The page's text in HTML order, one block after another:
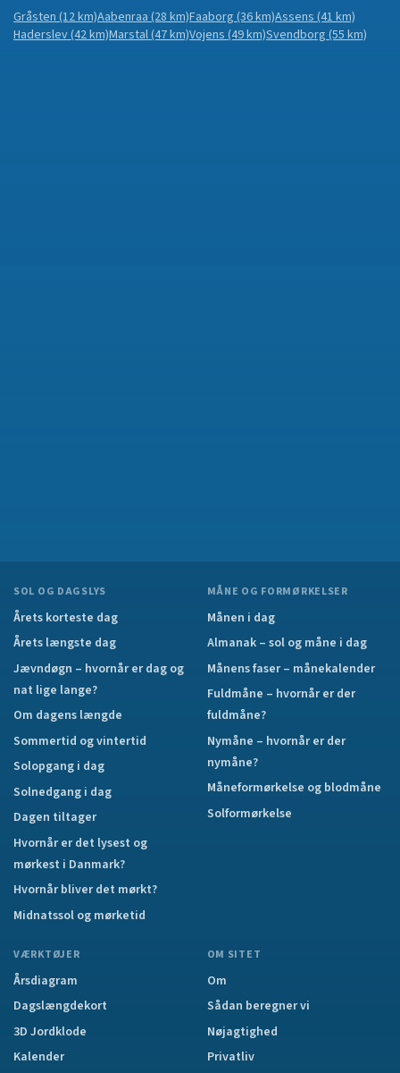
Gråsten(12 km)Aabenraa(28 km)Faaborg(36 km)Assens(41 km)
Haderslev(42 km)Marstal(47 km)Vojens(49 km)Svendborg(55 km)
SOL OG DAGSLYS
Årets korteste dag
Årets længste dag
Jævndøgn – hvornår er dag og
nat lige lange?
Om dagens længde
Sommertid og vintertid
Solopgang i dag
Solnedgang i dag
Dagen tiltager
Hvornår er det lysest og
mørkest i Danmark?
Hvornår bliver det mørkt?
Midnatssol og mørketid
MÅNE OG FORMØRKELSER
Månen i dag
Almanak – sol og måne i dag
Månens faser – månekalender
Fuldmåne – hvornår er der
fuldmåne?
Nymåne – hvornår er der
nymåne?
Måneformørkelse og blodmåne
Solformørkelse
VÆRKTØJER
Årsdiagram
Dagslængdekort
3D Jordklode
Kalender
OM SITET
Om
Sådan beregner vi
Nøjagtighed
Privatliv